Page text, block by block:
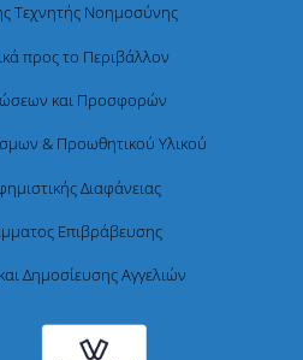
Τεχνητής Νοημοσύνης
προς το Περιβάλλον
και Προσφορών
& Προωθητικού Υλικού
Διαφάνειας
Επιβράβευσης
Δημοσίευσης Αγγελιών